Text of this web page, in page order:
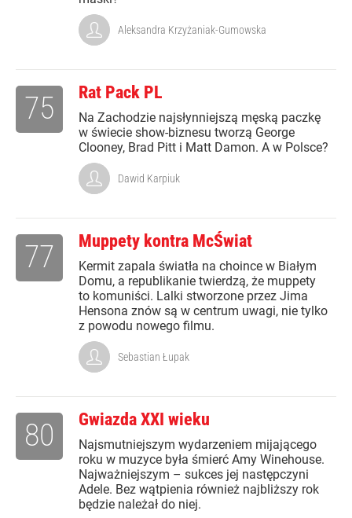
Aleksandra Krzyżaniak-Gumowska
Rat Pack PL
Na Zachodzie najsłynniejszą męską paczkę
w świecie show-biznesu tworzą George
Clooney, Brad Pitt i Matt Damon. A w Polsce?
75
Dawid Karpiuk
Muppety kontra McŚwiat
Kermit zapala światła na choince w Białym
Domu, a republikanie twierdzą, że muppety
to komuniści. Lalki stworzone przez Jima
Hensona znów są w centrum uwagi, nie tylko
z powodu nowego filmu.
77
Sebastian Łupak
Gwiazda XXI wieku
Najsmutniejszym wydarzeniem mijającego
roku w muzyce była śmierć Amy Winehouse.
Najważniejszym – sukces jej następczyni
Adele. Bez wątpienia również najbliższy rok
będzie należał do niej.
80